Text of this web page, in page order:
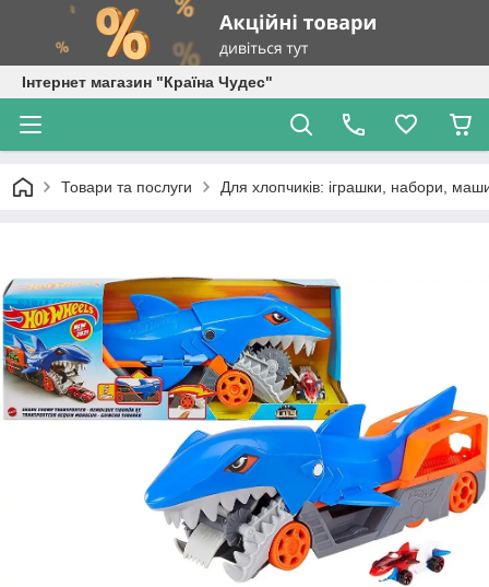
Інтернет магазин "Країна Чудес"
Товари та послуги Для хлопчиків: іграшки, набори,